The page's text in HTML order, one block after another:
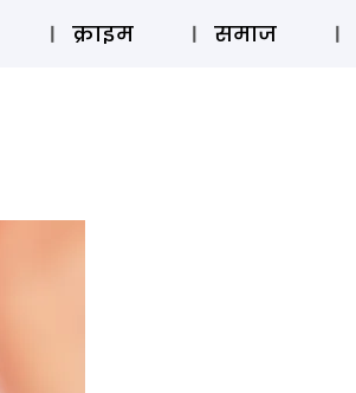
ऑडियो स्टोरी लॉग इन
क्राइम समाज